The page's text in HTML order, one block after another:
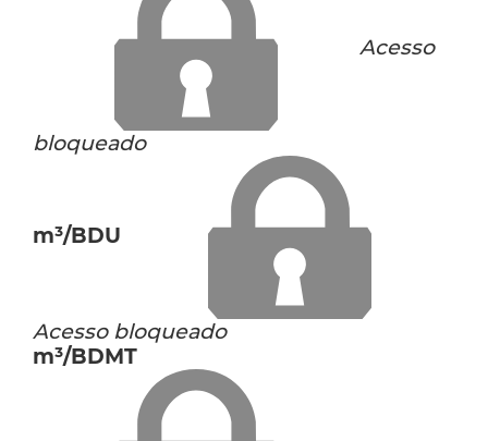
Acesso
bloqueado
m³/BDU
Acesso bloqueado
m³/BDMT